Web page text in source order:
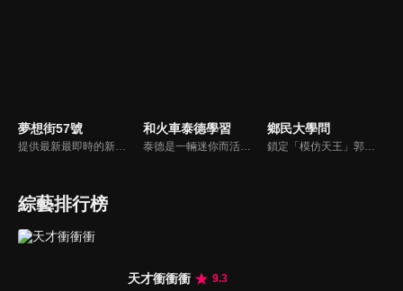
夢想街57號
提供最新最即時的新車資訊、邀請汽車達人分享試車報告，同時幫觀眾做最仔細的車款集評。還有專家分享最實用、最省錢的愛車維修撇步，甚至將難得一見的限量車、改裝車直接搬到棚內，將更專業、更豐富、更多元化的內容呈現給觀眾。
和火車泰德學習
泰德是一輛迷你而活潑的火車。 它總是在嘗試新的冒險，並盡可能通過他玩的遊戲學到東西。 在他的冒險中，泰德學習了形狀、顏色和數位。 小朋友們快來和泰德一起快樂地學習吧！
鄉民大學問
鎖定「模仿天王」郭子乾，還有高顏值學霸大學生辛辣提問唷！全新優質節目都在NOWnews《鄉民大學問》！
綜藝排行榜
天才衝衝衝
9.3